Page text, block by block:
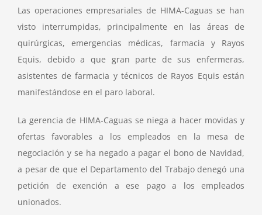
Las operaciones empresariales de HIMA-Caguas se han
visto interrumpidas, principalmente en las áreas de
quirúrgicas, emergencias médicas, farmacia y Rayos
Equis, debido a que gran parte de sus enfermeras,
asistentes de farmacia y técnicos de Rayos Equis están
manifestándose en el paro laboral.
La gerencia de HIMA-Caguas se niega a hacer movidas y
ofertas favorables a los empleados en la mesa de
negociación y se ha negado a pagar el bono de Navidad,
a pesar de que el Departamento del Trabajo denegó una
petición de exención a ese pago a los empleados
unionados.